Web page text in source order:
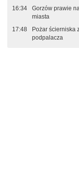
16:34
Gorzów prawie
miasta
17:48
Pożar ścierniska
podpalacza